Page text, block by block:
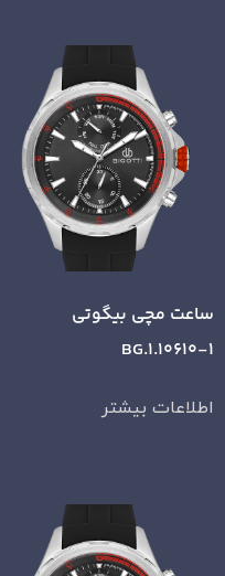
ساعت مچی بیگوتی
BG.1.10610-1
اطلاعات بیشتر